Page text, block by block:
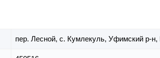
пер. Лесной, с. Кумлекуль, Уфимский р-н,